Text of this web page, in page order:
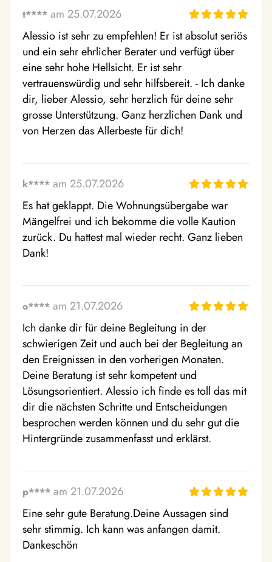
t**** am 25.07.2026
Alessio ist sehr zu empfehlen! Er ist absolut seriös
und ein sehr ehrlicher Berater und verfügt über
eine sehr hohe Hellsicht. Er ist sehr
vertrauenswürdig und sehr hilfsbereit. - Ich danke
dir, lieber Alessio, sehr herzlich für deine sehr
grosse Unterstützung. Ganz herzlichen Dank und
von Herzen das Allerbeste für dich!
k**** am 25.07.2026
Es hat geklappt. Die Wohnungsübergabe war
Mängelfrei und ich bekomme die volle Kaution
zurück. Du hattest mal wieder recht. Ganz lieben
Dank!
o**** am 21.07.2026
Ich danke dir für deine Begleitung in der
schwierigen Zeit und auch bei der Begleitung an
den Ereignissen in den vorherigen Monaten.
Deine Beratung ist sehr kompetent und
Lösungsorientiert. Alessio ich finde es toll das mit
dir die nächsten Schritte und Entscheidungen
besprochen werden können und du sehr gut die
Hintergründe zusammenfasst und erklärst.
p**** am 21.07.2026
Eine sehr gute Beratung.Deine Aussagen sind
sehr stimmig. Ich kann was anfangen damit.
Dankeschön